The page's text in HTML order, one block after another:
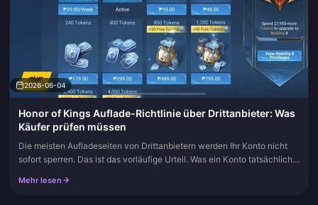
2026-06-04
Honor of Kings Auflade-Richtlinie über Drittanbieter: Was
Käufer prüfen müssen
Die meisten Aufladeseiten von Drittanbietern werden Ihr Konto nicht
sofort sperren. Das ist das vorläufige Urteil. Was ein Konto tatsächlich
Mehr lesen